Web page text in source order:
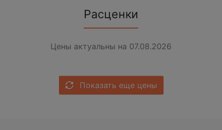
Расценки
Цены актуальны на 07.08.2026
Показать еще цены